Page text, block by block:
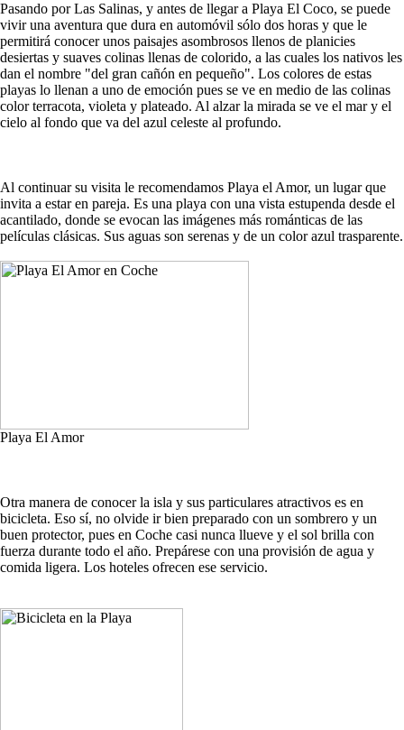
Pasando por Las Salinas, y antes de llegar a Playa El Coco, se puede
vivir una aventura que dura en automóvil sólo dos horas y que le
permitirá conocer unos paisajes asombrosos llenos de planicies
desiertas y suaves colinas llenas de colorido, a las cuales los nativos les
dan el nombre "del gran cañón en pequeño". Los colores de estas
playas lo llenan a uno de emoción pues se ve en medio de las colinas
color terracota, violeta y plateado. Al alzar la mirada se ve el mar y el
cielo al fondo que va del azul celeste al profundo.
Al continuar su visita le recomendamos Playa el Amor, un lugar que
invita a estar en pareja. Es una playa con una vista estupenda desde el
acantilado, donde se evocan las imágenes más románticas de las
películas clásicas. Sus aguas son serenas y de un color azul trasparente.
Playa El Amor
Otra manera de conocer la isla y sus particulares atractivos es en
bicicleta. Eso sí, no olvide ir bien preparado con un sombrero y un
buen protector, pues en Coche casi nunca llueve y el sol brilla con
fuerza durante todo el año. Prepárese con una provisión de agua y
comida ligera. Los hoteles ofrecen ese servicio.